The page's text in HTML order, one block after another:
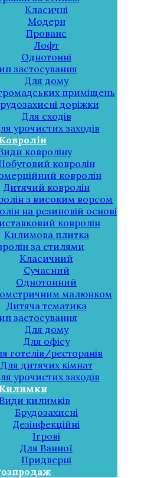
Класичні
Модерн
Прованс
Лофт
Однотонні
застосування
Для дому
приміщень
доріжки
Для сходів
урочистих заходів
Ковролін
ковроліну
ковролін
ковролін
Дитячий ковролін
з високим ворсом
на резиновій основі
ковролін
Килимова плитка
за стилями
Класичний
Сучасний
Однотонний
малюнком
Дитяча тематика
застосування
Для дому
Для офісу
готелів/ресторанів
Для дитячих кімнат
урочистих заходів
Килимки
Види килимків
Брудозахисні
Дезінфекційні
Ігрові
Для Ванної
Придверні